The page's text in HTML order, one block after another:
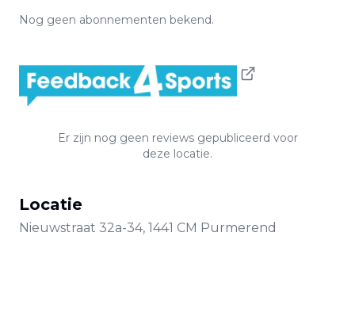
Nog geen abonnementen bekend.
Er zijn nog geen reviews gepubliceerd voor
deze locatie.
Locatie
Nieuwstraat 32a-34, 1441 CM Purmerend